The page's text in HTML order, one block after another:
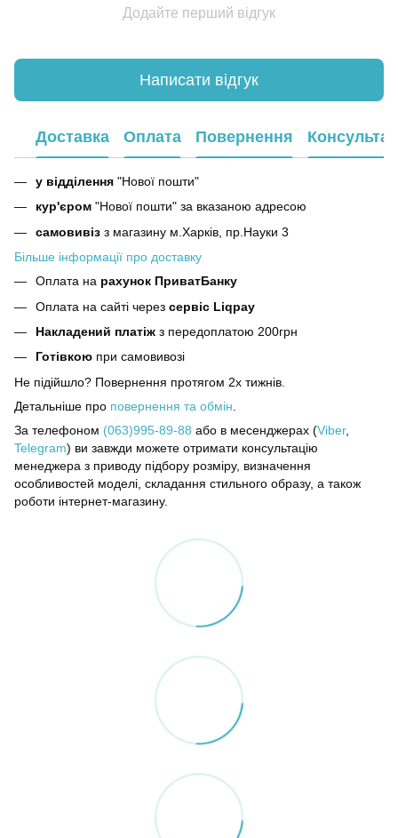
Додайте перший відгук
Написати відгук
Доставка Оплата Повернення
у відділення "Нової пошти"
кур'єром "Нової пошти" за вказаною адресою
самовивіз з магазину м.Харків, пр.Науки 3
Більше інформації про доставку
Оплата на рахунок ПриватБанку
Оплата на сайті через сервіс Liqpay
Накладений платіж з передоплатою 200грн
Готівкою при самовивозі
Не підійшло? Повернення протягом 2х тижнів.
Детальніше про повернення та обмін
За телефоном (063)995-89-88 або в месенджерах (Viber,
Telegram) ви завжди можете отримати консультацію
менеджера з приводу підбору розміру, визначення
особливостей моделі, складання стильного образу, а також
роботи інтернет-магазину.